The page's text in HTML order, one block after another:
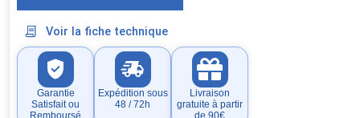
Voir la fiche technique
Garantie
Satisfait ou
Remboursé
Expédition sous
48 / 72h
Livraison
gratuite à partir
de 90€